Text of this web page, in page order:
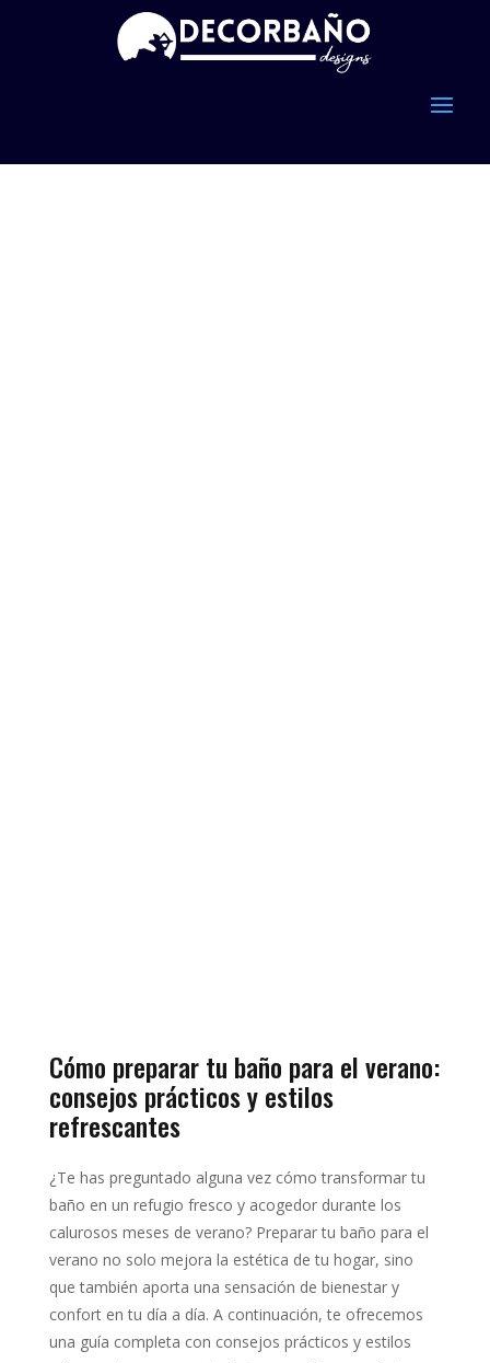
Cómo preparar tu baño para el verano:
consejos prácticos y estilos
refrescantes
¿Te has preguntado alguna vez cómo transformar tu
baño en un refugio fresco y acogedor durante los
calurosos meses de verano? Preparar tu baño para el
verano no solo mejora la estética de tu hogar, sino
que también aporta una sensación de bienestar y
confort en tu día a día. A continuación, te ofrecemos
una guía completa con consejos prácticos y estilos